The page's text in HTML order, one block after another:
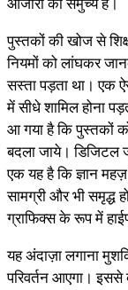
औजारों का समुच्य है।
पुस्तकों की खोज से
नियमों को लांघकर
सस्ता पड़ता था। एक
में सीधे शामिल होना
आ गया है कि पुस्तकों
बदला जाये। डिजिटल
एक यह है कि ज्ञान
सामग्री और भी समृद्ध
ग्राफिक्स के रूप में
यह अंदाज़ा लगाना
परिवर्तन आएगा। इससे